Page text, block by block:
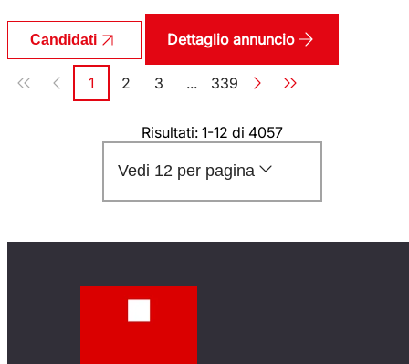
Candidati Dettaglio annuncio
Paginazione
Pagina
1 Pagina
2 Pagina
3 ... Pagina
339
Risultati: 1-12 di 4057
Vedi 12 per pagina